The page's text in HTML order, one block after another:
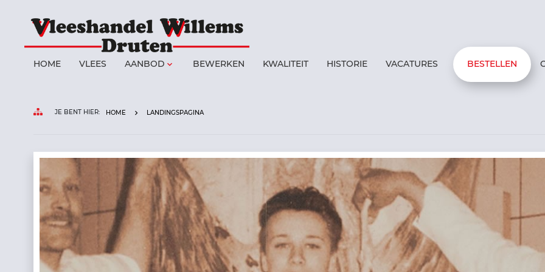
HOME VLEES AANBOD keyboard_arrow_down BEWERKEN KWALITEIT HISTORIE VACATURES BESTELLEN
JE BENT HIER: HOME LANDINGSPAGINA